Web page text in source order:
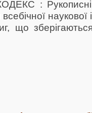
:
що